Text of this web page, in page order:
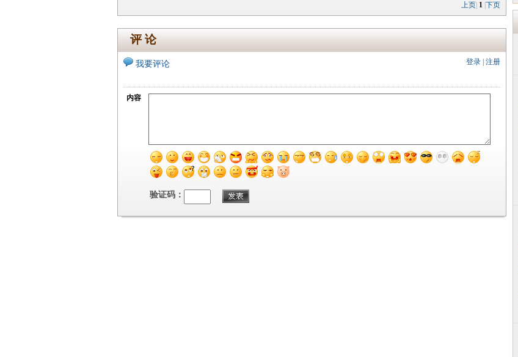
上页 1 下页
评 论
登录 注册
我要评论
内容
验证码：